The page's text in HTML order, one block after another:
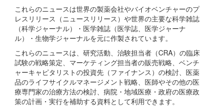
これらのニュースは世界の製薬会社やバイオベンチャーのプ
レスリリース（ニュースリリース）や世界の主要な科学雑誌
（科学ジャーナル）・医学雑誌（医学誌、医学ジャーナ
ル）・生物学ジャーナルを元に作製されています。
これらのニュースは、研究活動、治験担当者（CRA）の臨床
試験の戦略策定、マーケティング担当者の販売戦略、ベンチ
ャーキャピタリストの投資先（ファイナンス）の検討、医薬
品のライフサイクルマネージメント戦略、医師やその他の医
療専門家の治療方法の検討、病院・地域医療・政府の医療政
策の計画・実行を補助する資料として利用できます。